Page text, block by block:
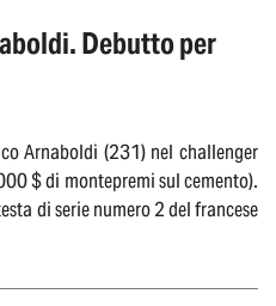
Debutto per
Arnaboldi (231) nel challenger
$ di montepremi sul cemento).
di serie numero 2 del francese